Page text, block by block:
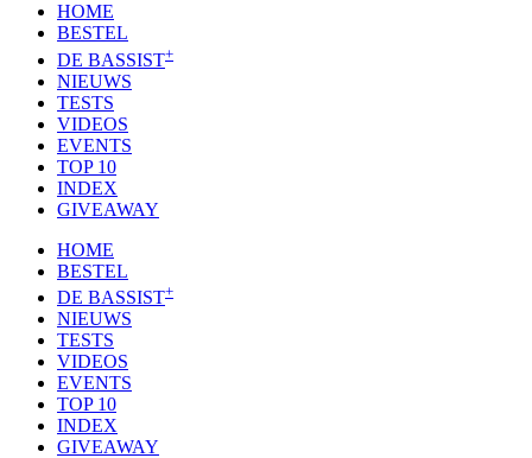
HOME
BESTEL
DE BASSIST+
NIEUWS
TESTS
VIDEOS
EVENTS
TOP 10
INDEX
GIVEAWAY
HOME
BESTEL
DE BASSIST+
NIEUWS
TESTS
VIDEOS
EVENTS
TOP 10
INDEX
GIVEAWAY